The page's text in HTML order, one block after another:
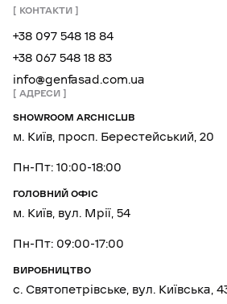
КОНТАКТИ
+38 097 548 18 84
+38 067 548 18 83
info@genfasad.com.ua
АДРЕСИ
SHOWROOM ARCHICLUB
м. Київ, просп. Берестейський, 20
Пн-Пт: 10:00-18:00
ГОЛОВНИЙ ОФІС
м. Київ, вул. Мрії, 54
Пн-Пт: 09:00-17:00
ВИРОБНИЦТВО
с. Святопетрівське, вул. Київська,